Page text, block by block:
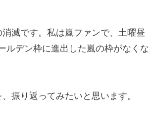
滅です。私は嵐ファンで、土曜昼
ルデン枠に進出した嵐の枠がなくな
振り返ってみたいと思います。